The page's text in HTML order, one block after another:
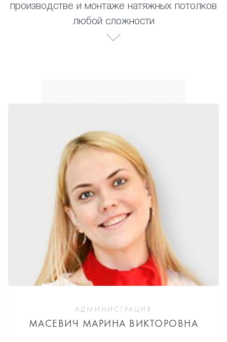
производстве и монтаже натяжных потолков
любой сложности
АДМИНИСТРАЦИЯ
МАСЕВИЧ МАРИНА ВИКТОРОВНА